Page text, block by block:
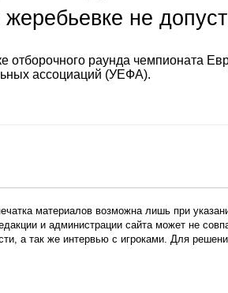
не
отборочного раунда чемпионата
ассоциаций (УЕФА).
материалов возможна лишь при
и администрации сайта может не
а так же интервью с игроками. Для